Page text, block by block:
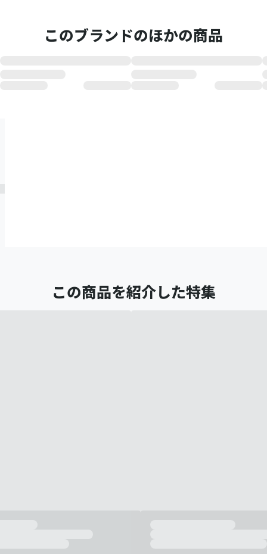
このブランドのほかの商品
この商品を紹介した特集